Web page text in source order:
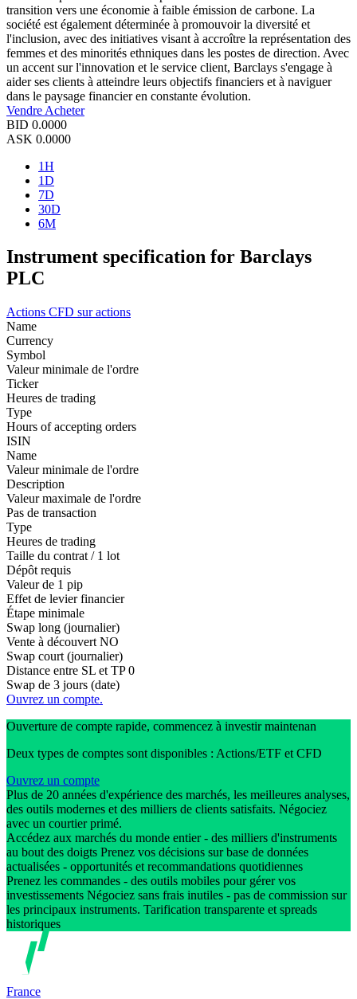
transition vers une économie à faible émission de carbone. La
société est également déterminée à promouvoir la diversité et
l'inclusion, avec des initiatives visant à accroître la représentation des
femmes et des minorités ethniques dans les postes de direction. Avec
un accent sur l'innovation et le service client, Barclays s'engage à
aider ses clients à atteindre leurs objectifs financiers et à naviguer
dans le paysage financier en constante évolution.
Vendre Acheter
BID 0.0000
ASK 0.0000
1H
1D
7D
30D
6M
Instrument specification for Barclays
PLC
Actions CFD sur actions
Name
Currency
Symbol
Valeur minimale de l'ordre
Ticker
Heures de trading
Type
Hours of accepting orders
ISIN
Name
Valeur minimale de l'ordre
Description
Valeur maximale de l'ordre
Pas de transaction
Type
Heures de trading
Taille du contrat / 1 lot
Dépôt requis
Valeur de 1 pip
Effet de levier financier
Étape minimale
Swap long (journalier)
Vente à découvert NO
Swap court (journalier)
Distance entre SL et TP 0
Swap de 3 jours (date)
Ouvrez un compte.
Ouverture de compte rapide, commencez à investir maintenan
Deux types de comptes sont disponibles : Actions/ETF et CFD
Ouvrez un compte
Plus de 20 années d'expérience des marchés, les meilleures analyses,
des outils modernes et des milliers de clients satisfaits. Négociez
avec un courtier primé.
Accédez aux marchés du monde entier - des milliers d'instruments
au bout des doigts Prenez vos décisions sur base de données
actualisées - opportunités et recommandations quotidiennes
Prenez les commandes - des outils mobiles pour gérer vos
investissements Négociez sans frais inutiles - pas de commission sur
les principaux instruments. Tarification transparente et spreads
historiques
France